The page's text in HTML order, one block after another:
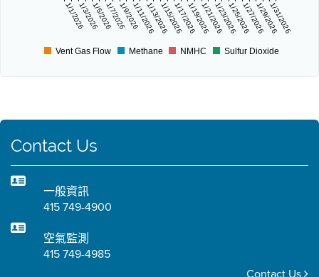
1/1/20261/3/20261/5/20261/7/20261/9/20261/11/20261/13/20261/15/20261/17/20261/19/20261/21/20261/23/20261/25/20261/27/20261/29/20261/31/2026
Vent Gas Flow Methane NMHC Sulfur Dioxide
Contact Us
一般資訊
415 749-4900
空氣監測
415 749-4985